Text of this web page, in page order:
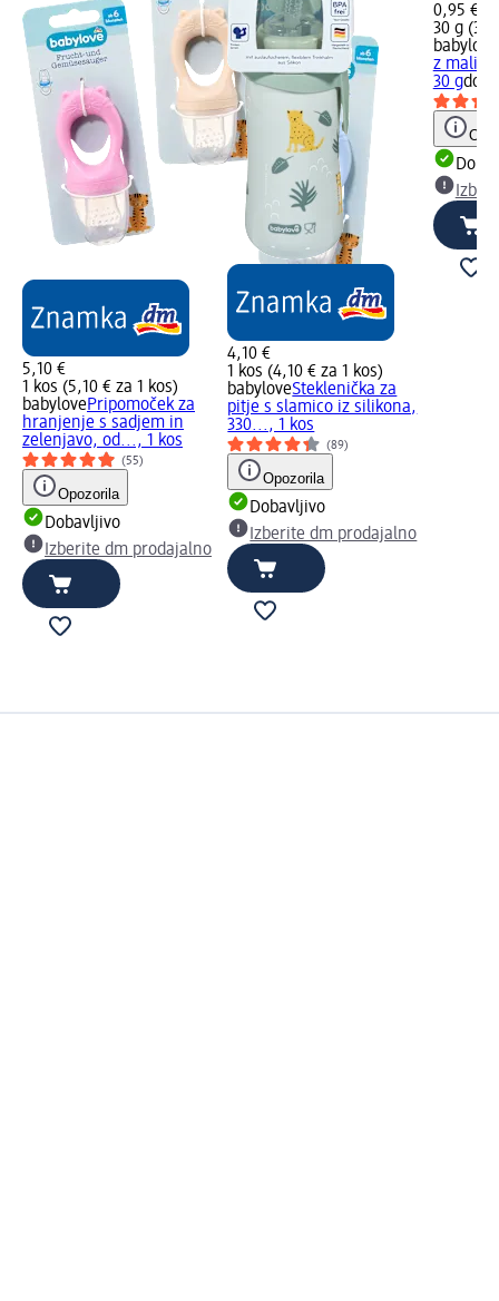
5,10 €
1 kos (5,10 € za 1 kos)
babylovePripomoček za
hranjenje s sadjem in
zelenjavo, od..., 1 kos
(55)
Opozorila
Dobavljivo
Izberite dm prodajalno
4,10 €
1 kos (4,10 € za 1 kos)
babyloveSteklenička za
pitje s slamico iz silikona,
330..., 1 kos
(89)
Opozorila
Dobavljivo
Izberite dm prodajalno
0,95 €
30 g
babylove
z
30 g